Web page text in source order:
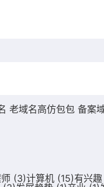
老域名高仿包包 备案
(3)计算机 (15)有兴趣